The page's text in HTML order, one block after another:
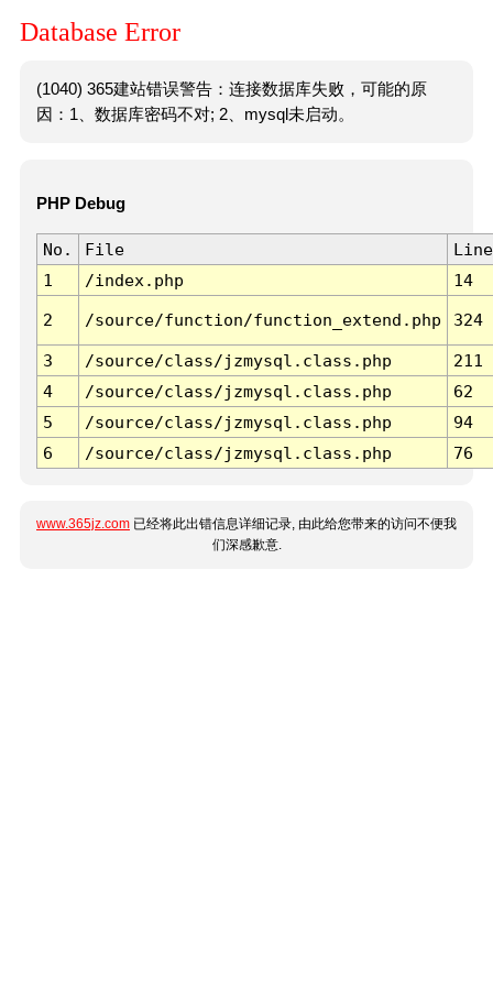
Database Error
(1040) 365建站错误警告：连接数据库失败，可能的原
因：1、数据库密码不对; 2、mysql未启动。
PHP Debug
No. File
Line
1
/index.php 14
2 /source/function/function_extend.php 324
3 /source/class/jzmysql.class.php
211
4
/source/class/jzmysql.class.php
62
5
/source/class/jzmysql.class.php
94
6
/source/class/jzmysql.class.php 76
www.365jz.com 已经将此出错信息详细记录, 由此给您带来的访问不便我
们深感歉意.